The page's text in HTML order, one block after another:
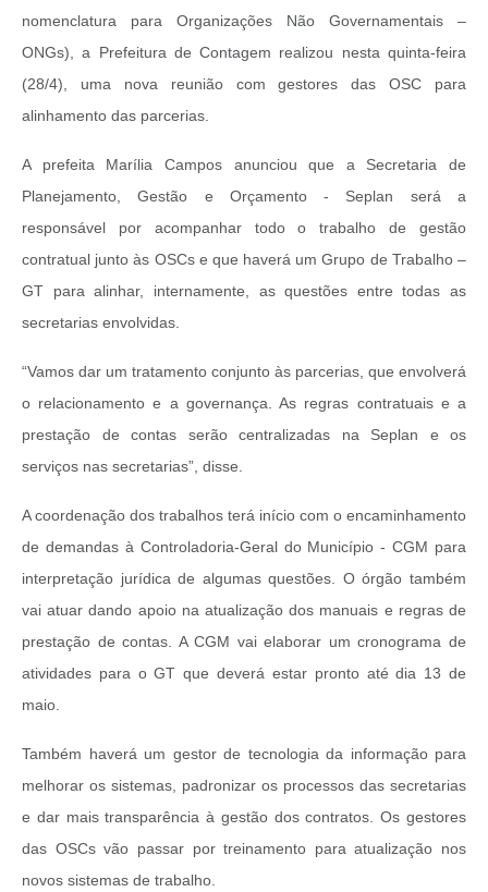
nomenclatura para Organizações Não Governamentais –
ONGs), a Prefeitura de Contagem realizou nesta quinta-feira
(28/4), uma nova reunião com gestores das OSC para
alinhamento das parcerias.
A prefeita Marília Campos anunciou que a Secretaria de
Planejamento, Gestão e Orçamento - Seplan será a
responsável por acompanhar todo o trabalho de gestão
contratual junto às OSCs e que haverá um Grupo de Trabalho –
GT para alinhar, internamente, as questões entre todas as
secretarias envolvidas.
“Vamos dar um tratamento conjunto às parcerias, que envolverá
o relacionamento e a governança. As regras contratuais e a
prestação de contas serão centralizadas na Seplan e os
serviços nas secretarias”, disse.
A coordenação dos trabalhos terá início com o encaminhamento
de demandas à Controladoria-Geral do Município - CGM para
interpretação jurídica de algumas questões. O órgão também
vai atuar dando apoio na atualização dos manuais e regras de
prestação de contas. A CGM vai elaborar um cronograma de
atividades para o GT que deverá estar pronto até dia 13 de
maio.
Também haverá um gestor de tecnologia da informação para
melhorar os sistemas, padronizar os processos das secretarias
e dar mais transparência à gestão dos contratos. Os gestores
das OSCs vão passar por treinamento para atualização nos
novos sistemas de trabalho.